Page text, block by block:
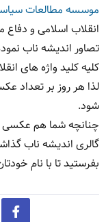
موسسه مطالعات
انقلاب اسلامی و دفاع
تصاور اندیشه ناب
کلیه کلید واژه های
لذا هر روز بر تعداد
شود.
چنانچه شما هم عکسی
گالری اندیشه ناب
بفرستید تا با نام